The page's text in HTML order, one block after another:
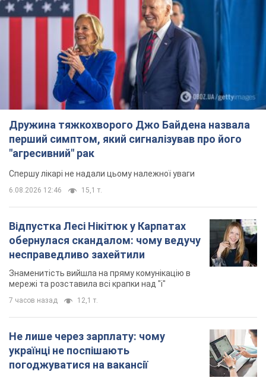
Дружина тяжкохворого Джо Байдена назвала
перший симптом, який сигналізував про його
"агресивний" рак
Спершу лікарі не надали цьому належної уваги
6.08.2026 12:46 15,1 т.
Відпустка Лесі Нікітюк у Карпатах
обернулася скандалом: чому ведучу
несправедливо захейтили
Знаменитість вийшла на пряму комунікацію в
українці не поспішають
погоджуватися на вакансії
9 часов назад 3,1 т.